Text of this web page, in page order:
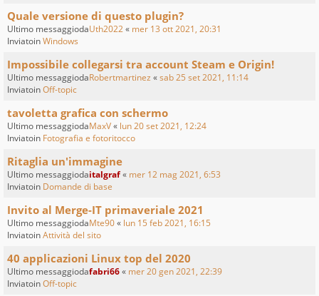
Quale versione di questo plugin?
Ultimo messaggiodaUth2022« mer 13 ott 2021, 20:31
InviatoinWindows
Impossibile collegarsi tra account Steam e Origin!
Ultimo messaggiodaRobertmartinez «sab 25 set 2021, 11:14
InviatoinOff-topic
tavoletta grafica con schermo
Ultimo messaggiodaMaxV« lun 20 set 2021, 12:24
Inviatoin Fotografia e fotoritocco
Ritaglia un'immagine
Ultimo messaggiodaitalgraf« mer 12 mag 2021, 6:53
Inviatoin Domande di base
Invito al Merge-IT primaveriale 2021
Ultimo messaggiodaMte90« lun 15 feb 2021, 16:15
InviatoinAttività del sito
40 applicazioni Linux top del 2020
Ultimo messaggiodafabri66« mer 20 gen 2021, 22:39
InviatoinOff-topic